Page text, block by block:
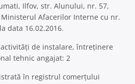
Ilfov, str. Alunului, nr. 57,
Afacerilor Interne cu nr.
data 16.02.2016.
activități de instalare, întreținere
tehnic angajat: 2
în registrul comerțului